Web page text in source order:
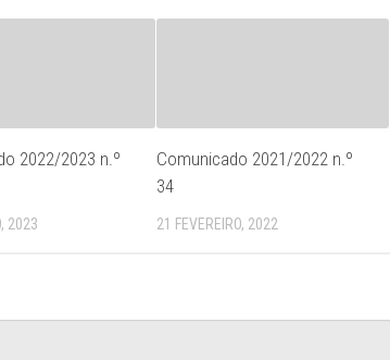
2022/2023 n.º
2023
Comunicado 2021/2022 n.º
34
21 FEVEREIRO, 2022